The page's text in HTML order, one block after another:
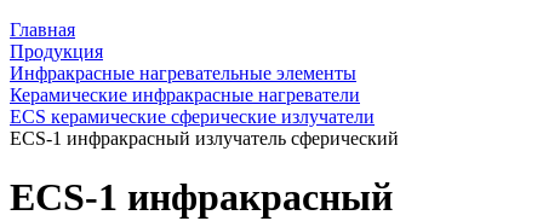
Главная
Продукция
Инфракрасные нагревательные элементы
Керамические инфракрасные нагреватели
ECS керамические сферические излучатели
ECS-1 инфракрасный излучатель сферический
ECS-1 инфракрасный